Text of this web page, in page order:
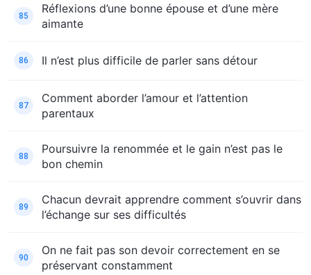
85
Réflexions d’une bonne épouse et d’une mère
aimante
86 Il n’est plus difficile de parler sans détour
87
Comment aborder l’amour et l’attention
parentaux
88
Poursuivre la renommée et le gain n’est pas le
bon chemin
89
Chacun devrait apprendre comment s’ouvrir dans
l’échange sur ses difficultés
90
On ne fait pas son devoir correctement en se
préservant constamment